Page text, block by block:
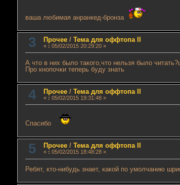
ваша любимая анранкед-бронза
3 Прочее/ Тема для оффтопа II
« : 05/02/2015 20:29:20 »
А что в них было такого,что нельзя было
Про кнопочки теперь буду знать
4 Прочее/ Тема для оффтопа II
« : 05/02/2015 19:31:48 »
Спасибо
5 Прочее/ Тема для оффтопа II
« : 05/02/2015 18:48:28 »
Ребят, кто-нибудь знает, какой по умолчанию